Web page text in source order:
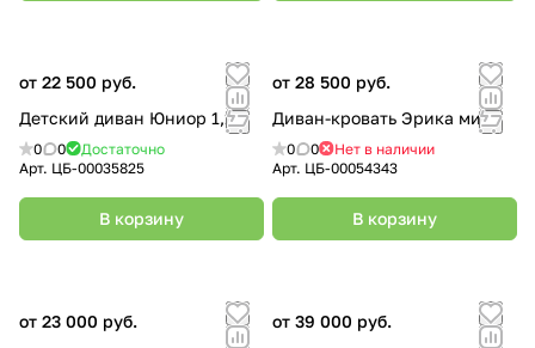
от 22 500 руб.
Детский диван Юниор 1,1
0 0
Достаточно
Арт. ЦБ-00035825
В корзину
от 28 500 руб.
Диван-кровать Эрика мини
0 0
Нет в наличии
Арт. ЦБ-00054343
В корзину
от 23 000 руб.
от 39 000 руб.